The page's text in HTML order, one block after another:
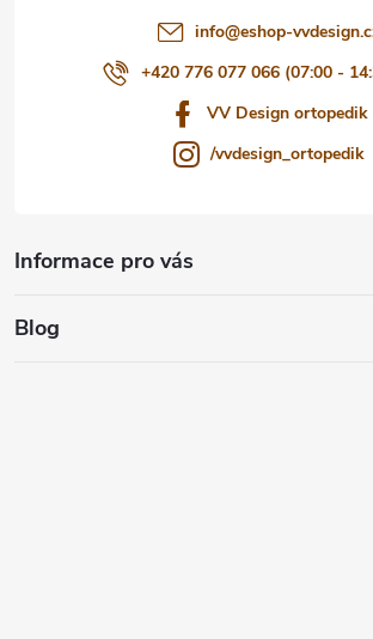
info@eshop-
+420 776 077 066 (07:00 -
VV Design ortopedik
/vvdesign_ortopedik
Informace pro vás
Blog